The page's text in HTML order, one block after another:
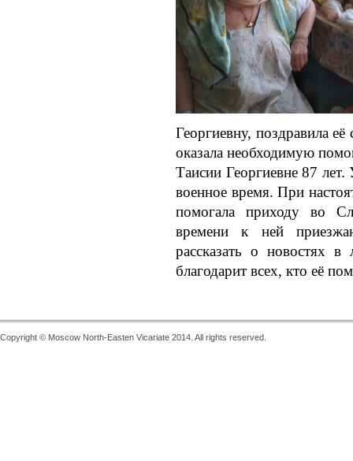
Георгиевну, поздравила
оказала необходимую
Таисии Георгиевне 87
военное время. При
помогала приходу во
времени к ней
рассказать о новостях
благодарит всех, кто её
Copyright © Moscow North-Easten Vicariate 2014. All rights reserved.